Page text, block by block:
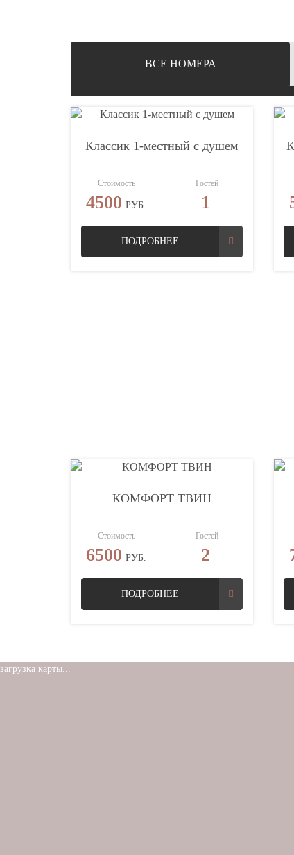
ВCЕ НОМЕРА
Классик 1-местный с душем
Стоимость
4500 РУБ.
Гостей
1
ПОДРОБНЕЕ
КОМФОРТ ТВИН
Стоимость
6500 РУБ.
Гостей
2
ПОДРОБНЕЕ
загрузка карты...